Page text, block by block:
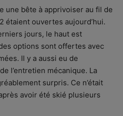
une bête à apprivoiser au fil de
étaient ouvertes aujourd’hui.
jours, le haut est
options sont offertes avec
Il y a aussi eu de
l’entretien mécanique. La
surpris. Ce n’était
avoir été skié plusieurs